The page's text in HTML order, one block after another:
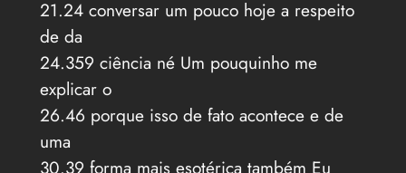
21.24 conversar um pouco hoje a respeito
de da
24.359 ciência né Um pouquinho me
explicar o
26.46 porque isso de fato acontece e de
uma